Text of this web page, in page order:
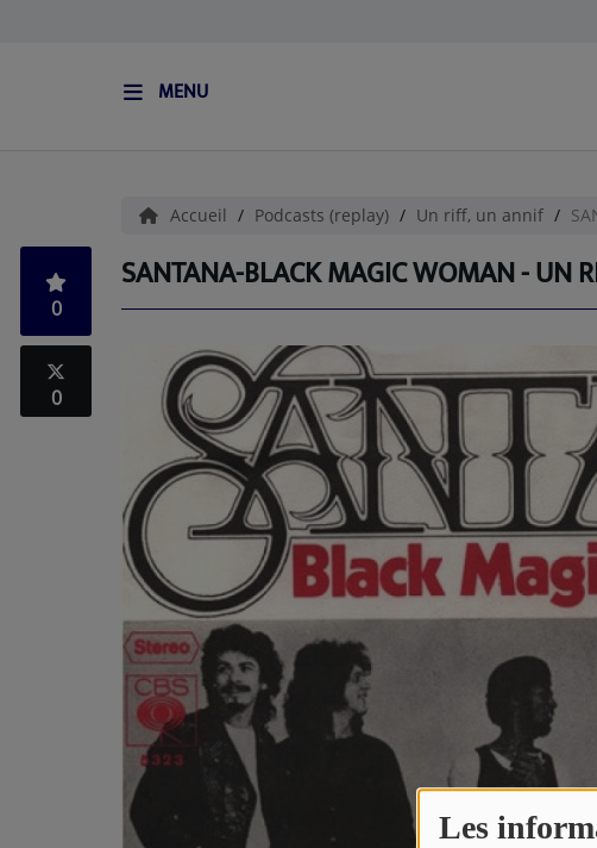
Les
MENU
BOUTIQUE
PODCASTS (CATALOGUE)
L'ÉQUIPE
CONTACTEZ-NOUS
A PROPOS DE NOUS
Accueil Podcasts (replay) Un riff, un annif
SANTANA-BLACK MAGIC WOMAN - UN
0
0